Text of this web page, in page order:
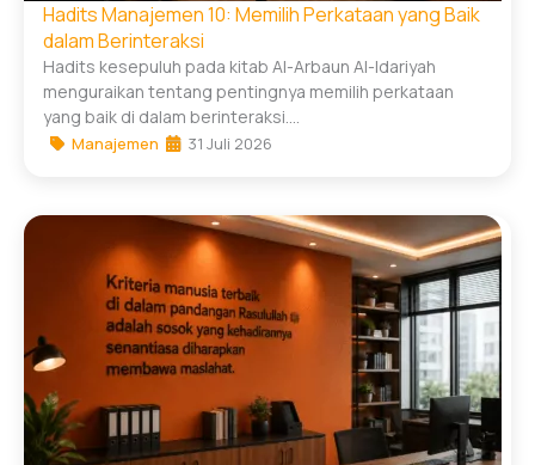
Hadits Manajemen 10: Memilih Perkataan yang Baik
dalam Berinteraksi
Hadits kesepuluh pada kitab Al-Arbaun Al-Idariyah
menguraikan tentang pentingnya memilih perkataan
yang baik di dalam berinteraksi....
Manajemen 31 Juli 2026